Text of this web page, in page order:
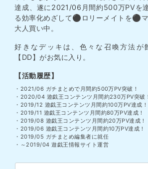
達成、遂に2021/06月間約500万PVを
る効率化めざして⚫︎ロリーメイトを⚫︎
大人買い中。
好きなデッキは、色々な召喚方法が
【DD】がお気に入り。
【活動履歴】
・2021/06 ガチまとめで月間約500万PV突破！
・2020/04 遊戯王コンテンツ月間約230万PV突破！
・2019/12 遊戯王コンテンツ月間約100万PV達成！
・2019/11 遊戯王コンテンツ月間約80万PV達成！
・2019/08 遊戯王コンテンツ月間約20万PV達成！
・2019/06 遊戯王コンテンツ月間約10万PV達成！
・2019/05 ガチまとめ編集者に就任
・～2019/04 遊戯王情報サイト運営